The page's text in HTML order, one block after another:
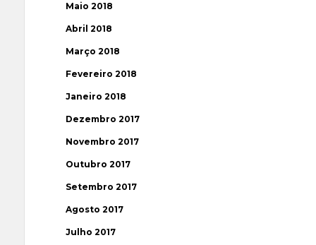
Maio 2018
Abril 2018
Março 2018
Fevereiro 2018
Janeiro 2018
Dezembro 2017
Novembro 2017
Outubro 2017
Setembro 2017
Agosto 2017
Julho 2017